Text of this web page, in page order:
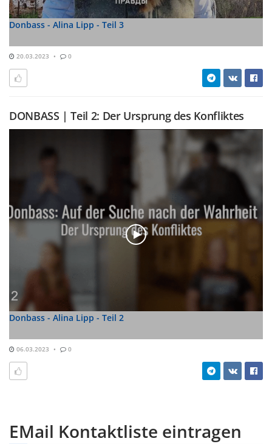
Donbass - Alina Lipp - Teil 3
20.03.2023 0
DONBASS | Teil 2: Der Ursprung des Konfliktes
Donbass - Alina Lipp - Teil 2
06.03.2023 0
EMail Kontaktliste eintragen